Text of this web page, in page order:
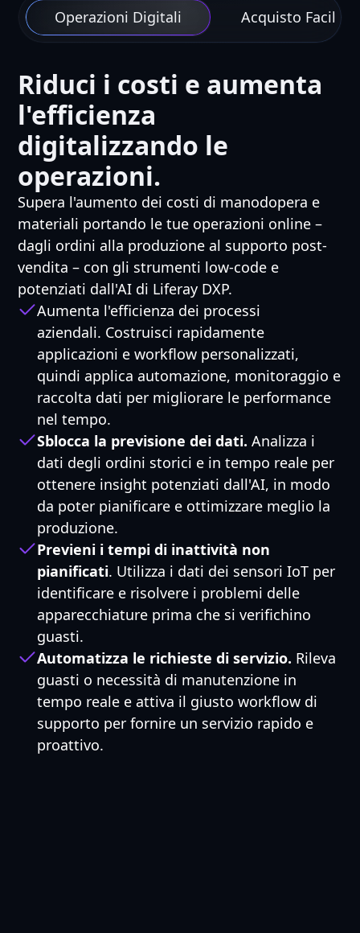
Operazioni Digitali Acquisto Facile
Riduci i costi e aumenta
l'efficienza
digitalizzando le
operazioni.
Supera l'aumento dei costi di manodopera e
materiali portando le tue operazioni online –
dagli ordini alla produzione al supporto post-
vendita – con gli strumenti low-code e
potenziati dall'AI di Liferay DXP.
Aumenta l'efficienza dei processi
aziendali. Costruisci rapidamente
applicazioni e workflow personalizzati,
quindi applica automazione, monitoraggio e
raccolta dati per migliorare le performance
nel tempo.
Sblocca la previsione dei dati.Analizza i
dati degli ordini storici e in tempo reale per
ottenere insight potenziati dall'AI, in modo
da poter pianificare e ottimizzare meglio la
produzione.
Previeni i tempi di inattività non
pianificati. Utilizza i dati dei sensori IoT per
identificare e risolvere i problemi delle
apparecchiature prima che si verifichino
guasti.
Automatizza le richieste di servizio. Rileva
guasti o necessità di manutenzione in
tempo reale e attiva il giusto workflow di
supporto per fornire un servizio rapido e
proattivo.